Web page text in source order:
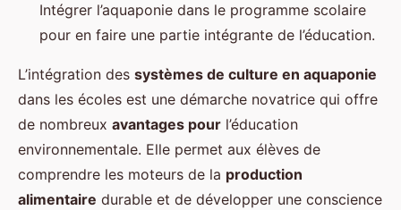
Intégrer l’aquaponie dans le programme scolaire
pour en faire une partie intégrante de l’éducation.
L’intégration des systèmes de culture en aquaponie
dans les écoles est une démarche novatrice qui offre
de nombreux avantages pour l’éducation
environnementale. Elle permet aux élèves de
comprendre les moteurs de la production
alimentaire durable et de développer une conscience